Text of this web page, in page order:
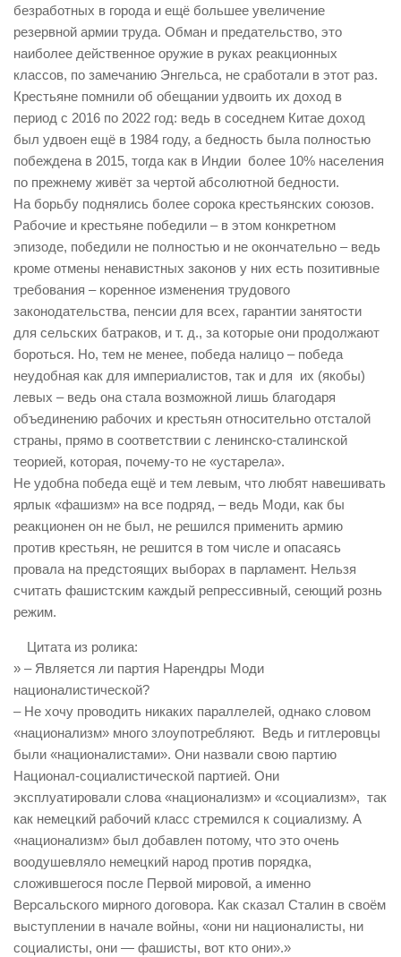
безработных в города и ещё большее увеличение
резервной армии труда. Обман и предательство, это
наиболее действенное оружие в руках реакционных
классов, по замечанию Энгельса, не сработали в этот раз.
Крестьяне помнили об обещании удвоить их доход в
период с 2016 по 2022 год: ведь в соседнем Китае доход
был удвоен ещё в 1984 году, а бедность была полностью
побеждена в 2015, тогда как в Индии более 10% населения
по прежнему живёт за чертой абсолютной бедности.
На борьбу поднялись более сорока крестьянских союзов.
Рабочие и крестьяне победили – в этом конкретном
эпизоде, победили не полностью и не окончательно – ведь
кроме отмены ненавистных законов у них есть позитивные
требования – коренное изменения трудового
законодательства, пенсии для всех, гарантии занятости
для сельских батраков, и т. д., за которые они продолжают
бороться. Но, тем не менее, победа налицо – победа
неудобная как для империалистов, так и для их (якобы)
левых – ведь она стала возможной лишь благодаря
объединению рабочих и крестьян относительно отсталой
страны, прямо в соответствии с ленинско-сталинской
теорией, которая, почему-то не «устарела».
Не удобна победа ещё и тем левым, что любят навешивать
ярлык «фашизм» на все подряд, – ведь Моди, как бы
реакционен он не был, не решился применить армию
против крестьян, не решится в том числе и опасаясь
провала на предстоящих выборах в парламент. Нельзя
считать фашистским каждый репрессивный, сеющий рознь
режим.
Цитата из ролика:
» – Является ли партия Нарендры Моди
националистической?
– Не хочу проводить никаких параллелей, однако словом
«национализм» много злоупотребляют. Ведь и гитлеровцы
были «националистами». Они назвали свою партию
Национал-социалистической партией. Они
эксплуатировали слова «национализм» и «социализм», так
как немецкий рабочий класс стремился к социализму. А
«национализм» был добавлен потому, что это очень
воодушевляло немецкий народ против порядка,
сложившегося после Первой мировой, а именно
Версальского мирного договора. Как сказал Сталин в своём
выступлении в начале войны, «они ни националисты, ни
социалисты, они — фашисты, вот кто они».»